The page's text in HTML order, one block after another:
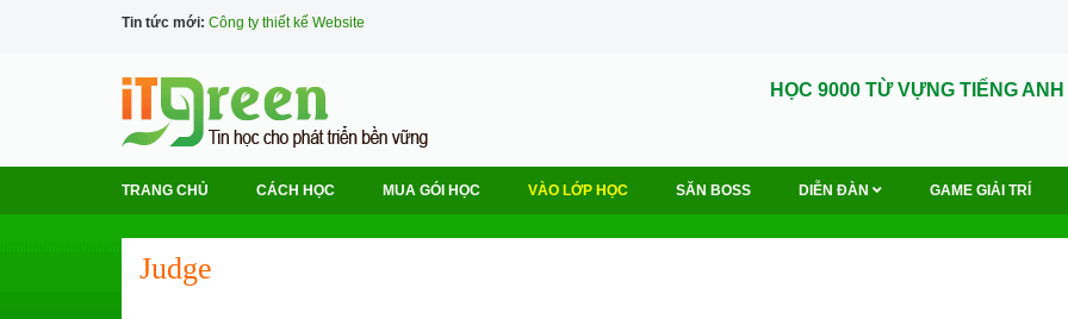
Tin tức mới: Công ty thiết kế Website
HỌC 9000 TỪ VỰNG TIẾNG ANH
TRANG CHỦ CÁCH HỌC MUA GÓI HỌC VÀO LỚP HỌC SĂN BOSS DIỄN ĐÀN GAME GIẢI TRÍ
Judge